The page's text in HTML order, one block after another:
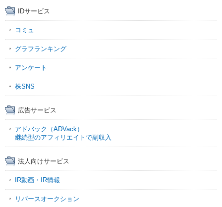
IDサービス
コミュ
グラフランキング
アンケート
株SNS
広告サービス
アドバック（ADVack）
継続型のアフィリエイトで副収入
法人向けサービス
IR動画・IR情報
リバースオークション